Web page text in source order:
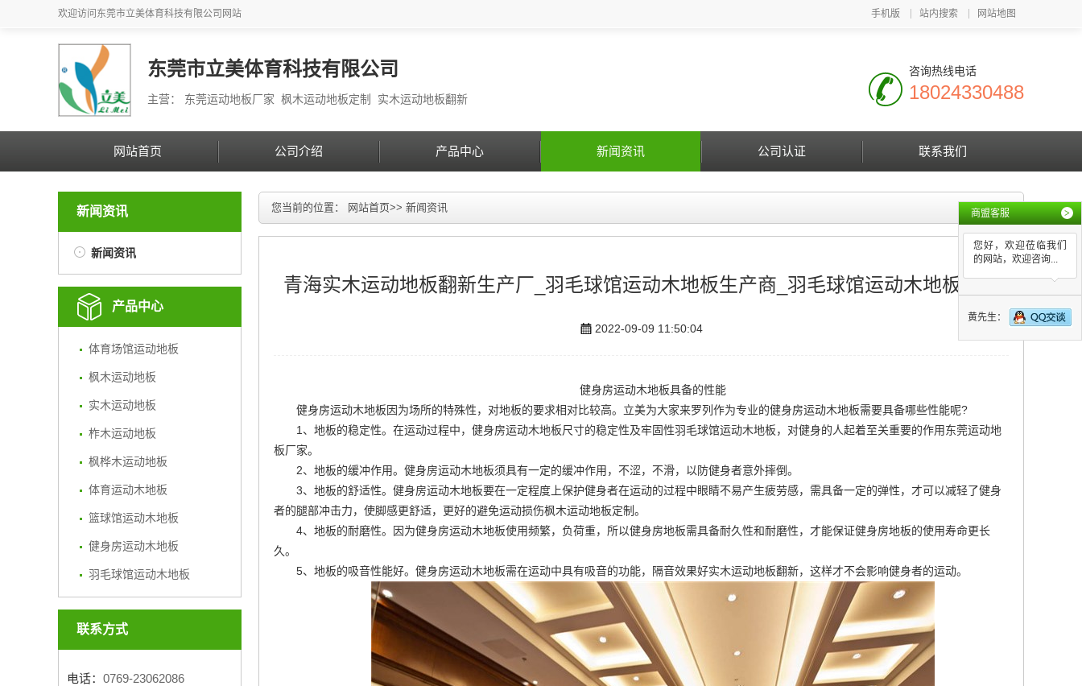
欢迎访问 东莞市立美体育科技有限公司 网站 手机版 站内搜索 网站地图
东莞市立美体育科技有限公司
主营： 东莞运动地板厂家 枫木运动地板定制 实木运动地板翻新
咨询热线电话
18024330488
网站首页 公司介绍 产品中心 新闻资讯 公司认证 联系我们
新闻资讯
新闻资讯
产品中心
体育场馆运动地板
枫木运动地板
实木运动地板
柞木运动地板
枫桦木运动地板
体育运动木地板
篮球馆运动木地板
健身房运动木地板
羽毛球馆运动木地板
联系方式
电话： 0769-23062086
您当前的位置： 网站首页>> 新闻资讯
青海实木运动地板翻新生产厂_羽毛球馆运动木地板生产商_羽毛球馆运动木地板报价
2022-09-09 11:50:04
健身房运动木地板具备的性能
健身房运动木地板因为场所的特殊性，对地板的要求相对比较高。立美为大家来罗列作为专业的健身房运动木地板需要具备哪些性能呢?
1、地板的稳定性。在运动过程中，健身房运动木地板尺寸的稳定性及牢固性羽毛球馆运动木地板，对健身的人起着至关重要的作用东莞运动地
板厂家。
2、地板的缓冲作用。健身房运动木地板须具有一定的缓冲作用，不涩，不滑，以防健身者意外摔倒。
3、地板的舒适性。健身房运动木地板要在一定程度上保护健身者在运动的过程中眼睛不易产生疲劳感，需具备一定的弹性，才可以减轻了健身
者的腿部冲击力，使脚感更舒适，更好的避免运动损伤枫木运动地板定制。
4、地板的耐磨性。因为健身房运动木地板使用频繁，负荷重，所以健身房地板需具备耐久性和耐磨性，才能保证健身房地板的使用寿命更长
久。
5、地板的吸音性能好。健身房运动木地板需在运动中具有吸音的功能，隔音效果好实木运动地板翻新，这样才不会影响健身者的运动。
商盟客服 >
您好，欢迎莅临我们
的网站，欢迎咨询...
黄先生：